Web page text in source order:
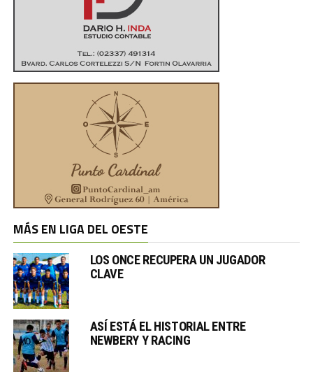
MÁS EN LIGA DEL OESTE
LOS ONCE RECUPERA UN JUGADOR
CLAVE
ASÍ ESTÁ EL HISTORIAL ENTRE
NEWBERY Y RACING